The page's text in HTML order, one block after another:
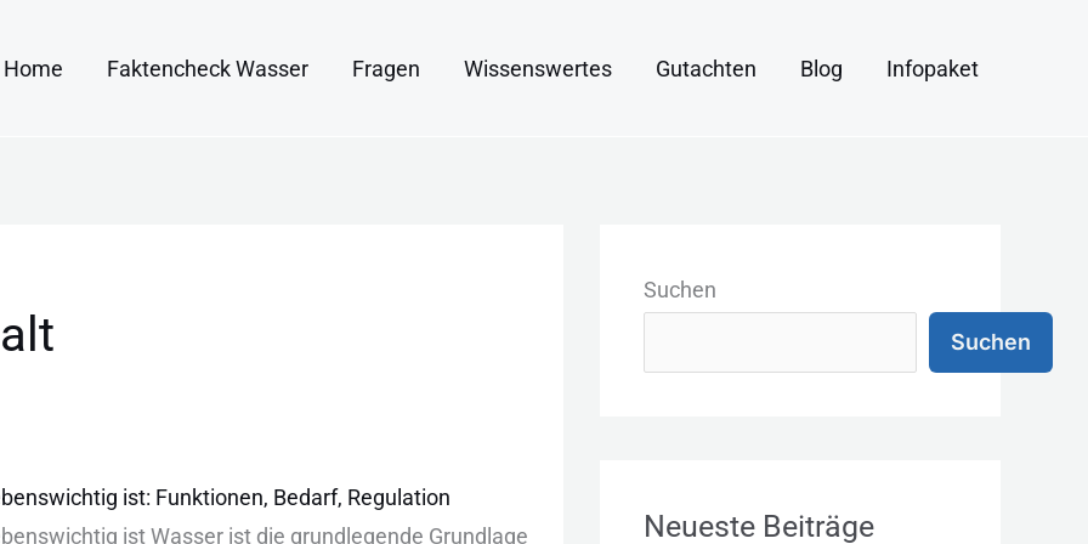
Home Faktencheck Wasser Fragen Wissenswertes Gutachten Blog Infopaket
ist: Funktionen, Bedarf, Regulation
ist Wasser i‬st d‬ie grundlegende Grundlage
Suchen
Suchen
Neueste Beiträge
a
e